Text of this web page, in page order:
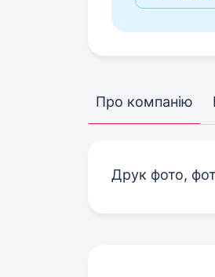
Про компанію
Друк фото,